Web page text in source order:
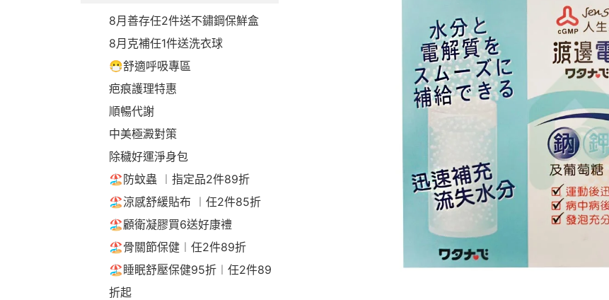
8月善存任2件送不鏽鋼保鮮盒
8月克補任1件送洗衣球
😷舒適呼吸專區
疤痕護理特惠
順暢代謝
中美極澱對策
除穢好運淨身包
🏖️防蚊蟲 ︱指定品2件89折
🏖️涼感舒緩貼布 ︱任2件85折
🏖️顧衛凝膠買6送好康禮
🏖️骨關節保健︱任2件89折
🏖️睡眠舒壓保健95折︱任2件89
折起